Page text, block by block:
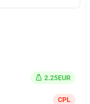
2.25EUR
CPL